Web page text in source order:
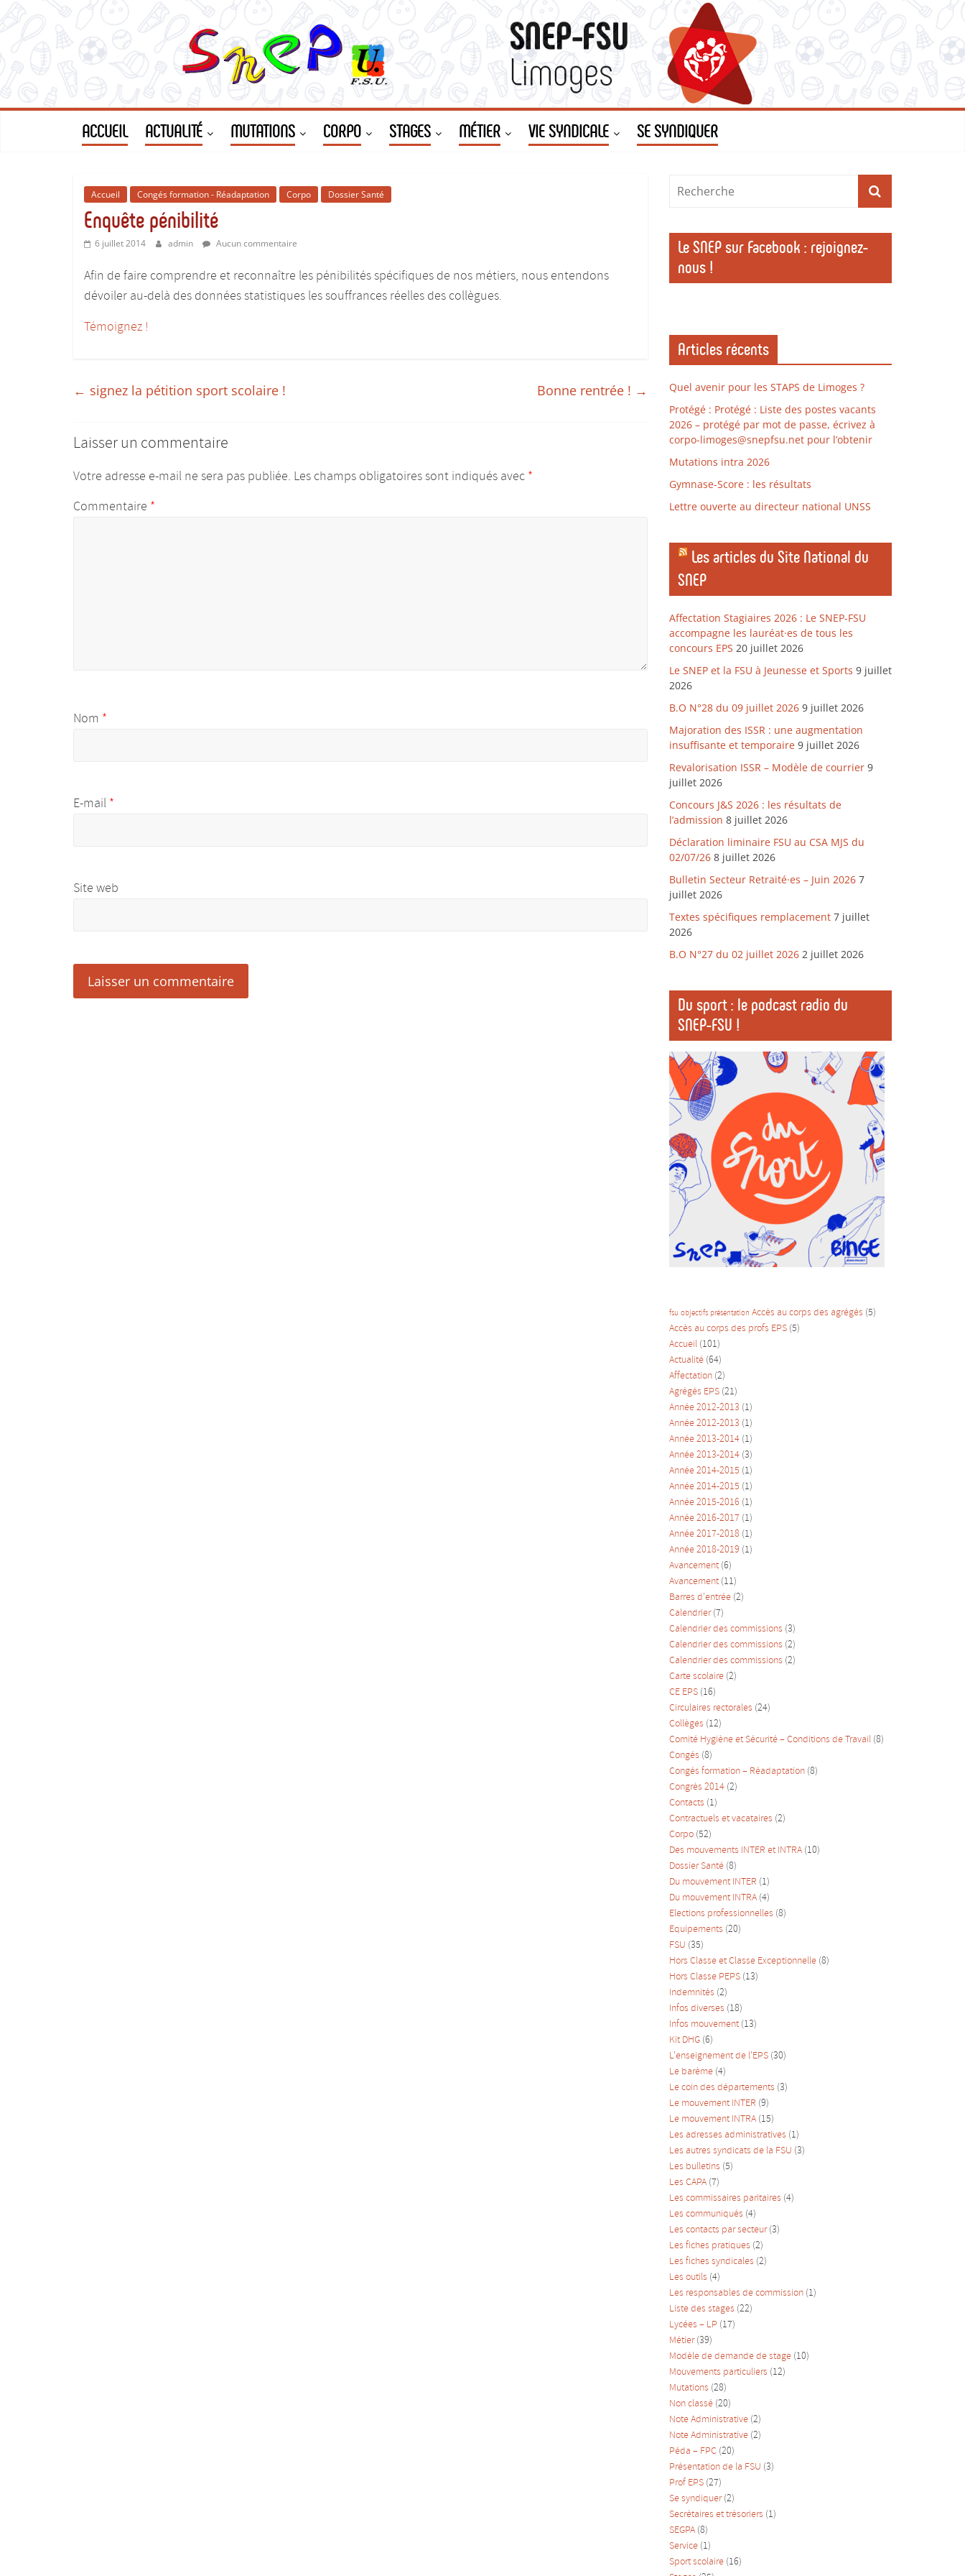
Passer
au
contenu
Le
Site
du
SNEP-
FSU
Limoges
Le
SNEP,
pour
aux
ACCUEIL ACTUALITÉ MUTATIONS CORPO STAGES MÉTIER VIE SYNDICALE SE SYNDIQUER
Accueil Congés formation - Réadaptation Corpo Dossier Santé
Enquête pénibilité
6 juillet 2014 admin Aucun commentaire
Afin de faire comprendre et reconnaître les pénibilités spécifiques de nos métiers, nous entendons
dévoiler au-delà des données statistiques les souffrances réelles des collègues.
Témoignez !
← signez la pétition sport scolaire ! Bonne rentrée ! →
Laisser un commentaire
Votre adresse e-mail ne sera pas publiée. Les champs obligatoires sont indiqués avec *
Commentaire *
Nom *
E-mail *
Site web
Le SNEP sur Facebook : rejoignez-
nous !
Articles récents
Quel avenir pour les STAPS de Limoges ?
Protégé : Protégé : Liste des postes vacants
2026 – protégé par mot de passe, écrivez à
corpo-limoges@snepfsu.net pour l’obtenir
Mutations intra 2026
Gymnase-Score : les résultats
Lettre ouverte au directeur national UNSS
Les articles du Site National du
SNEP
Affectation Stagiaires 2026 : Le SNEP-FSU
accompagne les lauréat·es de tous les
concours EPS 20 juillet 2026
Le SNEP et la FSU à Jeunesse et Sports 9 juillet
2026
B.O N°28 du 09 juillet 2026 9 juillet 2026
Majoration des ISSR : une augmentation
insuffisante et temporaire 9 juillet 2026
Revalorisation ISSR – Modèle de courrier 9
juillet 2026
Concours J&S 2026 : les résultats de
l’admission 8 juillet 2026
Déclaration liminaire FSU au CSA MJS du
02/07/26 8 juillet 2026
Bulletin Secteur Retraité·es – Juin 2026 7
juillet 2026
Textes spécifiques remplacement 7 juillet
2026
B.O N°27 du 02 juillet 2026 2 juillet 2026
Du sport : le podcast radio du
SNEP-FSU !
fsu objectifs présentation Accès au corps des agrégés (5)
Accès au corps des profs EPS (5)
Accueil (101)
Actualité (64)
Affectation (2)
Agrégés EPS (21)
Année 2012-2013 (1)
Année 2012-2013 (1)
Année 2013-2014 (1)
Année 2013-2014 (3)
Année 2014-2015 (1)
Année 2014-2015 (1)
Année 2015-2016 (1)
Année 2016-2017 (1)
Année 2017-2018 (1)
Année 2018-2019 (1)
Avancement (6)
Avancement (11)
Barres d'entrée (2)
Calendrier(7)
Calendrier des commissions (3)
Calendrier des commissions (2)
Calendrier des commissions (2)
Carte scolaire (2)
CE EPS (16)
Circulaires rectorales (24)
Collèges (12)
Comité Hygiène et Sécurité – Conditions de Travail (8)
Congés (8)
Congés formation – Réadaptation (8)
Congrès 2014 (2)
Contacts (1)
Contractuels et vacataires (2)
Corpo (52)
Des mouvements INTER et INTRA (10)
Dossier Santé (8)
Du mouvement INTER (1)
Du mouvement INTRA (4)
Elections professionnelles (8)
Equipements (20)
FSU (35)
Hors Classe et Classe Exceptionnelle (8)
Hors Classe PEPS (13)
Indemnités (2)
Infos diverses (18)
Infos mouvement (13)
Kit DHG (6)
L'enseignement de l'EPS (30)
Le barème (4)
Le coin des départements (3)
Le mouvement INTER (9)
Le mouvement INTRA (15)
Les adresses administratives (1)
Les autres syndicats de la FSU (3)
Les bulletins (5)
Les CAPA (7)
Les commissaires paritaires (4)
Les communiqués (4)
Les contacts par secteur(3)
Les fiches pratiques (2)
Les fiches syndicales (2)
Les outils (4)
Les responsables de commission (1)
Liste des stages (22)
Lycées – LP (17)
Métier(39)
Modèle de demande de stage (10)
Mouvements particuliers (12)
Mutations (28)
Non classé (20)
Note Administrative (2)
Note Administrative (2)
Péda – FPC (20)
Présentation de la FSU (3)
Prof EPS (27)
Se syndiquer(2)
Secrétaires et trésoriers (1)
SEGPA (8)
Service (1)
Sport scolaire (16)